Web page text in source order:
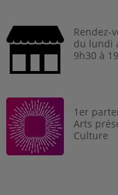
Rendez-
du lundi
9h30 à
1er
Arts
Culture